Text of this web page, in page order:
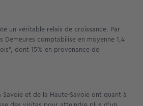
un véritable relais de croissance. Par
Demeures comptabilise en moyenne 1,4
dont 15% en provenance de
et de la Haute-Savoie ont quant à